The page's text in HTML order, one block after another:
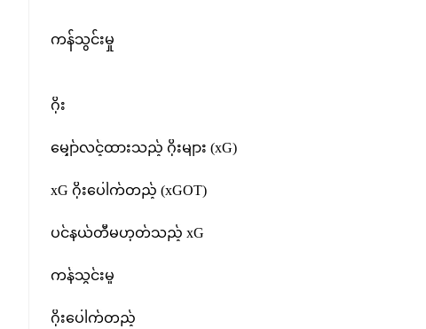
ကန်သွင်းမှု
ဂိုး
မျှော်လင့်ထားသည့် ဂိုးများ (xG)
xG ဂိုးပေါက်တည့် (xGOT)
ပင်နယ်တီမဟုတ်သည့် xG
ကန်သွင်းမှု
ဂိုးပေါက်တည့်